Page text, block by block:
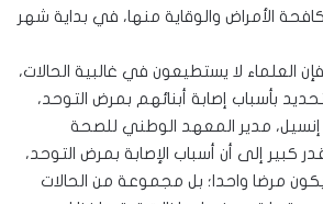
الأمراض والوقاية منها، في بداية شهر
العلماء لا يستطيعون في غالبية الحالات،
بأسباب إصابة أبنائهم بمرض التوحد،
مدير المعهد الوطني للصحة
كبير إلى أن أسباب الإصابة بمرض التوحد،
مرضا واحدا؛ بل مجموعة من الحالات